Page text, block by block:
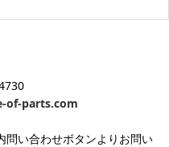
済・PayPayオンライン決済
分の送料がかかります。
料金が発生します。サイズに
いては
）
良の受け付けを行います。
荷・最短到着で発送いたし
10時までのご注文で当日出荷
of-parts.com
い合わせボタンよりお問い